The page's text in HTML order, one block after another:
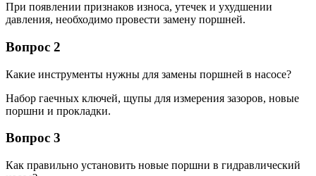
При появлении признаков износа, утечек и ухудшении
давления, необходимо провести замену поршней.
Вопрос 2
Какие инструменты нужны для замены поршней в насосе?
Набор гаечных ключей, щупы для измерения зазоров, новые
поршни и прокладки.
Вопрос 3
Как правильно установить новые поршни в гидравлический